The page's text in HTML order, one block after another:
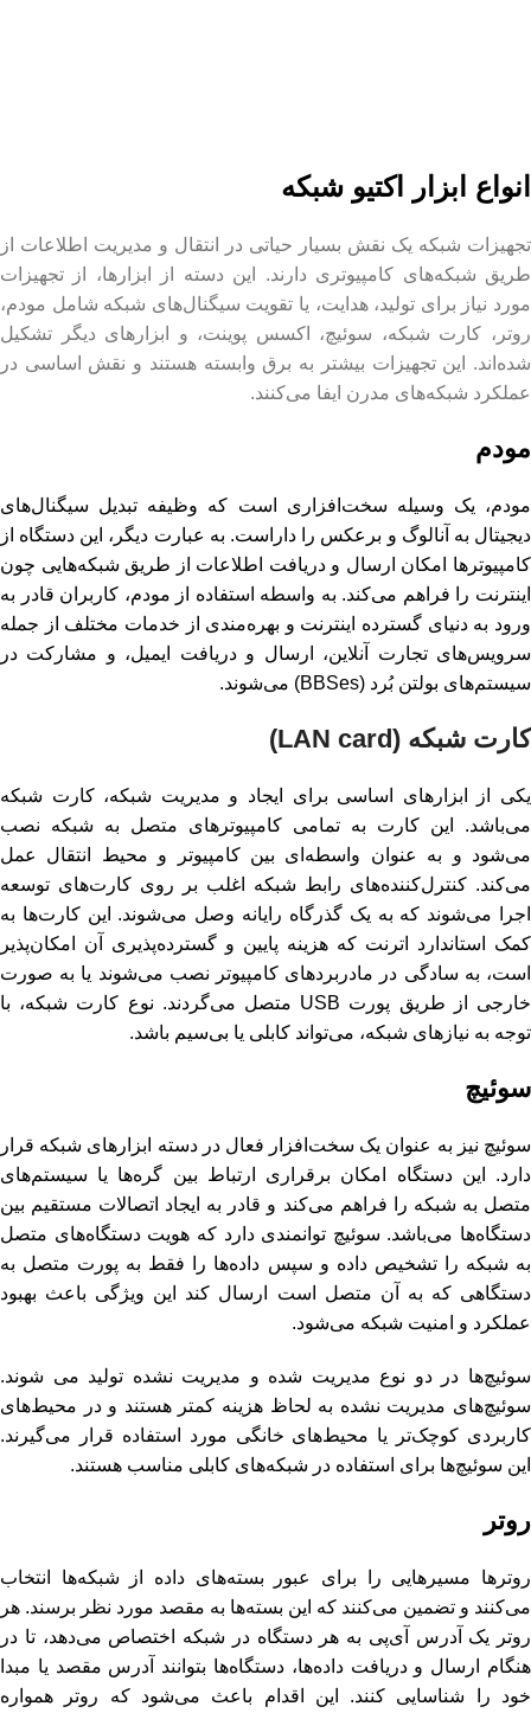
انواع ابزار اکتیو شبکه
تجهیزات شبکه یک نقش بسیار حیاتی در انتقال و مدیریت اطلاعات از
طریق شبکه‌های کامپیوتری دارند. این دسته از ابزارها، از تجهیزات
مورد نیاز برای تولید، هدایت، یا تقویت سیگنال‌های شبکه شامل مودم،
روتر، کارت شبکه، سوئیچ، اکسس پوینت، و ابزارهای دیگر تشکیل
شده‌اند. این تجهیزات بیشتر به برق وابسته هستند و نقش اساسی در
عملکرد شبکه‌های مدرن ایفا می‌کنند.
مودم
مودم، یک وسیله سخت‌افزاری است که وظیفه تبدیل سیگنال‌های
دیجیتال به آنالوگ و برعکس را داراست. به عبارت دیگر، این دستگاه از
کامپیوترها امکان ارسال و دریافت اطلاعات از طریق شبکه‌هایی چون
اینترنت را فراهم می‌کند. به واسطه استفاده از مودم، کاربران قادر به
ورود به دنیای گسترده اینترنت و بهره‌مندی از خدمات مختلف از جمله
سرویس‌های تجارت آنلاین، ارسال و دریافت ایمیل، و مشارکت در
سیستم‌های بولتن بُرد (BBSes) می‌شوند.
کارت شبکه (LAN card)
یکی از ابزارهای اساسی برای ایجاد و مدیریت شبکه، کارت شبکه
می‌باشد. این کارت به تمامی کامپیوترهای متصل به شبکه نصب
می‌شود و به عنوان واسطه‌ای بین کامپیوتر و محیط انتقال عمل
می‌کند. کنترل‌کننده‌های رابط شبکه اغلب بر روی کارت‌های توسعه
اجرا می‌شوند که به یک گذرگاه رایانه وصل می‌شوند. این کارت‌ها به
کمک استاندارد اترنت که هزینه پایین و گسترده‌پذیری آن امکان‌پذیر
است، به سادگی در مادربردهای کامپیوتر نصب می‌شوند یا به صورت
خارجی از طریق پورت USB متصل می‌گردند. نوع کارت شبکه، با
توجه به نیازهای شبکه، می‌تواند کابلی یا بی‌سیم باشد.
سوئیچ
سوئیچ نیز به عنوان یک سخت‌افزار فعال در دسته ابزارهای شبکه قرار
دارد. این دستگاه امکان برقراری ارتباط بین گره‌ها یا سیستم‌های
متصل به شبکه را فراهم می‌کند و قادر به ایجاد اتصالات مستقیم بین
دستگاه‌ها می‌باشد. سوئیچ توانمندی دارد که هویت دستگاه‌های متصل
به شبکه را تشخیص داده و سپس داده‌ها را فقط به پورت متصل به
دستگاهی که به آن متصل است ارسال کند این ویژگی باعث بهبود
عملکرد و امنیت شبکه می‌شود.
سوئیچ‌ها در دو نوع مدیریت ‌شده و مدیریت ‌نشده تولید می شوند.
سوئیچ‌های مدیریت ‌نشده به لحاظ هزینه کمتر هستند و در محیط‌های
کاربردی کوچک‌تر یا محیط‌های خانگی مورد استفاده قرار می‌گیرند.
این سوئیچ‌ها برای استفاده در شبکه‌های کابلی مناسب هستند.
روتر
روترها مسیرهایی را برای عبور بسته‌های داده از شبکه‌ها انتخاب
می‌کنند و تضمین می‌کنند که این بسته‌ها به مقصد مورد نظر برسند. هر
روتر یک آدرس آی‌پی به هر دستگاه در شبکه اختصاص می‌دهد، تا در
هنگام ارسال و دریافت داده‌ها، دستگاه‌ها بتوانند آدرس مقصد یا مبدا
خود را شناسایی کنند. این اقدام باعث می‌شود که روتر همواره